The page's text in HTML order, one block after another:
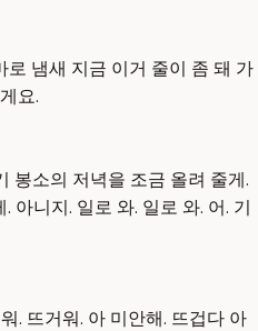
로 냄새 지금 이거 줄이 좀 돼 가
요.
봉소의 저녁을 조금 올려 줄게.
아니지. 일로 와. 일로 와. 어. 기
. 뜨거워. 아 미안해. 뜨겁다 아